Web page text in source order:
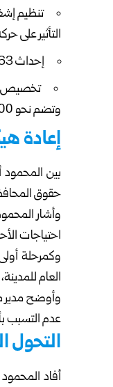
تنظيم
التأثير على
إحداث 363 مركز بيع في خمسة مناطق بالمدينة، وفق معايير تضمن تخصيصها للفئات الأكثر حاجة.
تخصيص
وتضم نحو 600 وحدة بيع موزعة على خمسة مواقع في دمشق.
إعادة
بين المحمود
حقوق
وأشار
احتياجات
وكمرحلة
العام
وأوضح مدير
عدم التسبب
التحول
أفاد